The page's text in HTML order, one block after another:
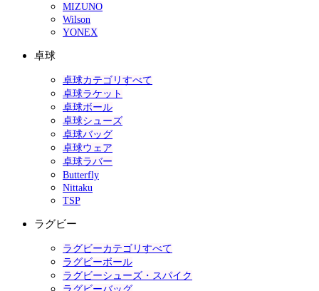
MIZUNO
Wilson
YONEX
卓球
卓球カテゴリすべて
卓球ラケット
卓球ボール
卓球シューズ
卓球バッグ
卓球ウェア
卓球ラバー
Butterfly
Nittaku
TSP
ラグビー
ラグビーカテゴリすべて
ラグビーボール
ラグビーシューズ・スパイク